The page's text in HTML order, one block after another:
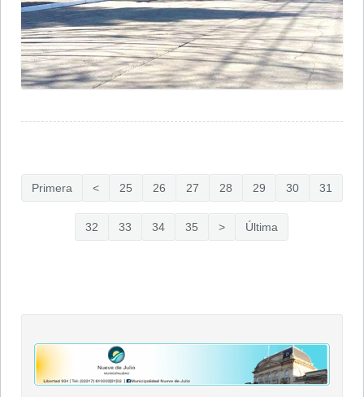
Primera < 25 26 27 28 29 30 31
32 33 34 35 > Última